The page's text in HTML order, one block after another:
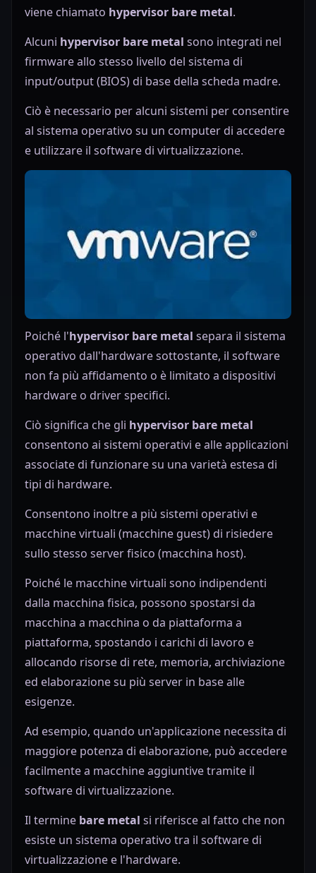
viene chiamato hypervisor bare metal.
Alcuni hypervisor bare metal sono integrati nel
firmware allo stesso livello del sistema di
input/output (BIOS) di base della scheda madre.
Ciò è necessario per alcuni sistemi per consentire
al sistema operativo su un computer di accedere
e utilizzare il software di virtualizzazione.
Poiché l'hypervisor bare metal separa il sistema
operativo dall'hardware sottostante, il software
non fa più affidamento o è limitato a dispositivi
hardware o driver specifici.
Ciò significa che gli hypervisor bare metal
consentono ai sistemi operativi e alle applicazioni
associate di funzionare su una varietà estesa di
tipi di hardware.
Consentono inoltre a più sistemi operativi e
macchine virtuali (macchine guest) di risiedere
sullo stesso server fisico (macchina host).
Poiché le macchine virtuali sono indipendenti
dalla macchina fisica, possono spostarsi da
macchina a macchina o da piattaforma a
piattaforma, spostando i carichi di lavoro e
allocando risorse di rete, memoria, archiviazione
ed elaborazione su più server in base alle
esigenze.
Ad esempio, quando un'applicazione necessita di
maggiore potenza di elaborazione, può accedere
facilmente a macchine aggiuntive tramite il
software di virtualizzazione.
Il termine bare metal si riferisce al fatto che non
esiste un sistema operativo tra il software di
virtualizzazione e l'hardware.